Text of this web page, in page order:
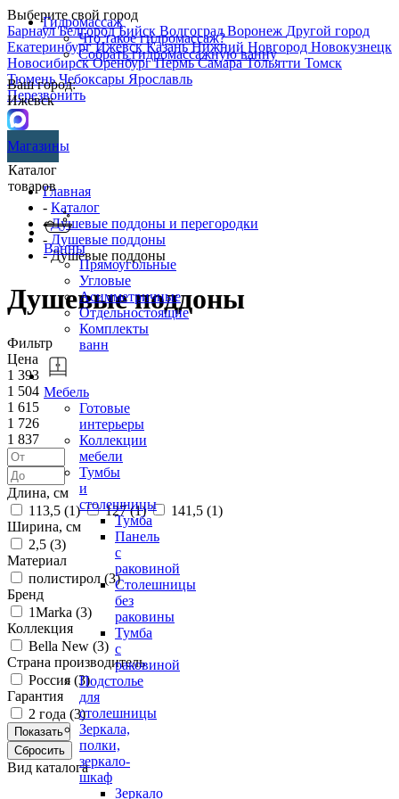
Выберите свой город
БарнаулБелгородБийск ВолгоградВоронеж Другой город
ЕкатеринбургИжевскКазаньНижний Новгород Новокузнецк
НовосибирскОренбургПермьСамараТольятти Томск
ТюменьЧебоксары Ярославль
Перезвонить
Гидромассаж
Что такое гидромассаж?
Собрать гидромассажную ванну
Ваш город:
Ижевск
Магазины
Каталог
товаров
Ванны
Прямоугольные
Угловые
Асимметричные
Отдельностоящие
Комплекты
ванн
Мебель
Готовые
интерьеры
Коллекции
мебели
Тумбы
и
столешницы
Тумба
Панель
с
раковиной
Столешницы
без
раковины
Тумба
с
раковиной
Подстолье
для
столешницы
Зеркала,
полки,
зеркало-
шкаф
Зеркало
Главная
- Каталог
-Душевые поддоны и перегородки
- Душевые поддоны
- Душевые поддоны
Душевые поддоны
Фильтр
Цена
1 393
1 504
1 615
1 726
1 837
Длина, см
113,5 (1) 127 (1) 141,5 (1)
Ширина, см
2,5 (3)
Материал
полистирол (3)
Бренд
1Marka (3)
Коллекция
Bella New (3)
Страна производитель
Россия (3)
Гарантия
2 года (3)
Вид каталога